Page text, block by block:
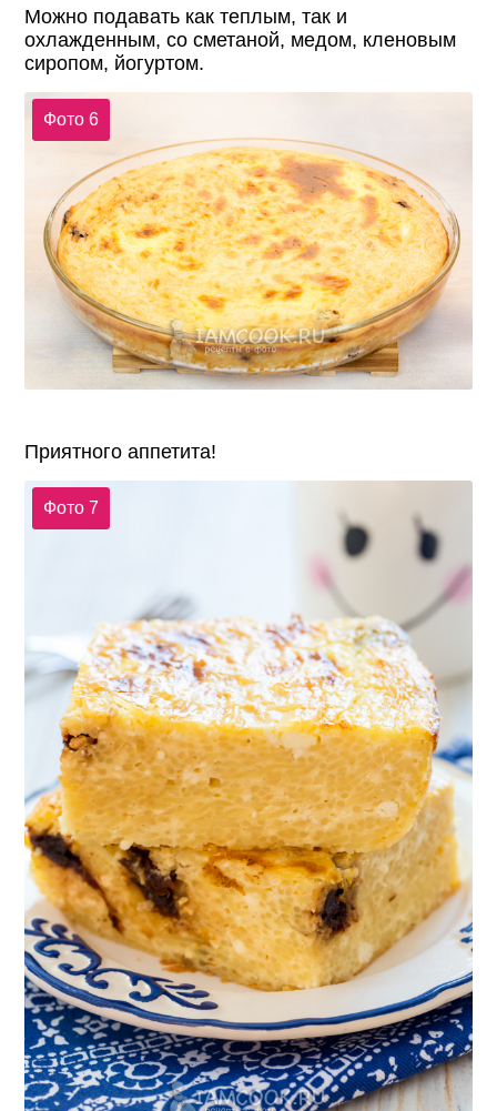
Можно подавать как теплым, так и
охлажденным, со сметаной, медом, кленовым
сиропом, йогуртом.
Фото 6
Приятного аппетита!
Фото 7